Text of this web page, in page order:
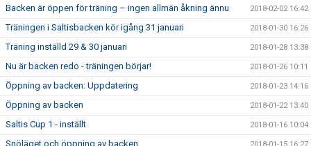
Backen är öppen för träning – ingen allmän åkning ännu 2018-02-02 16:42
Träningen i Saltisbacken kör igång 31 januari 2018-01-30 16:26
Träning inställd 29 & 30 januari 2018-01-28 13:38
Nu är backen redo - träningen börjar! 2018-01-26 10:11
Öppning av backen: Uppdatering 2018-01-23 14:16
Öppning av backen 2018-01-22 13:40
Saltis Cup 1 - inställt 2018-01-16 10:04
Snöläget och öppning av backen